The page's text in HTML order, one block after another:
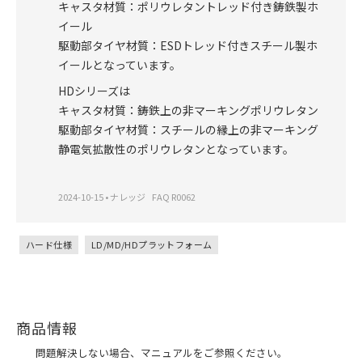
キャスタ材質：ポリウレタントレッド付き鋳鉄製ホ
イール
駆動部タイヤ材質：ESDトレッド付きスチール製ホ
イールとなっています。
HDシリーズは
キャスタ材質：鋳鉄上の非マーキングポリウレタン
駆動部タイヤ材質：スチールの縁上の非マーキング
静電気拡散性のポリウレタンとなっています。
2024-10-15•ナレッジ FAQ R0062
ハード仕様 LD/MD/HDプラットフォーム
商品情報
問題解決しない場合、マニュアルをご参照ください。